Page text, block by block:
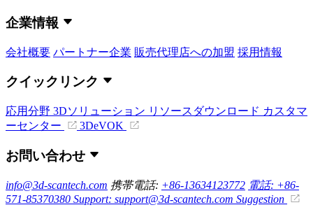
企業情報
会社概要 パートナー企業 販売代理店への加盟 採用情報
クイックリンク
応用分野 3Dソリューション リソースダウンロード カスタマ
ーセンター
3DeVOK
お問い合わせ
info@3d-scantech.com 携帯電話: +86-13634123772 電話: +86-
571-85370380 Support: support@3d-scantech.com Suggestion